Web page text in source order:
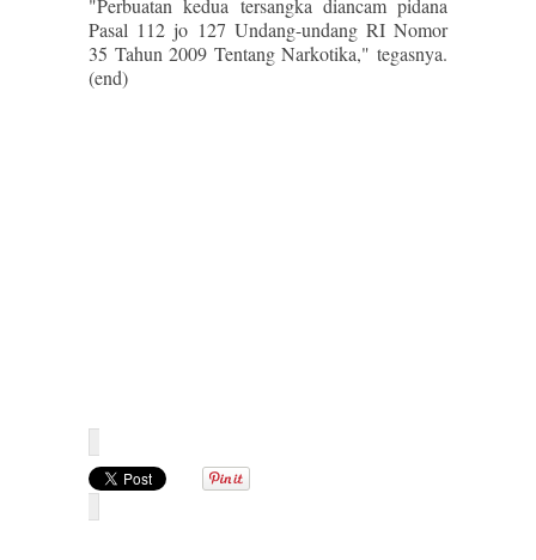
"Perbuatan kedua tersangka diancam pidana
Pasal 112 jo 127 Undang-undang RI Nomor
35 Tahun 2009 Tentang Narkotika," tegasnya.
(end)